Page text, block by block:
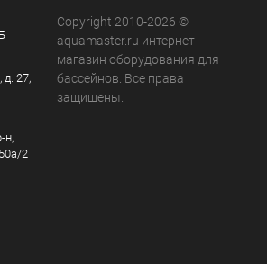
д. 27,
н,
2
Copyright 2010-2026 ©
aquamaster.ru интернет-
магазин оборудования для
бассейнов. Все права
защищены.